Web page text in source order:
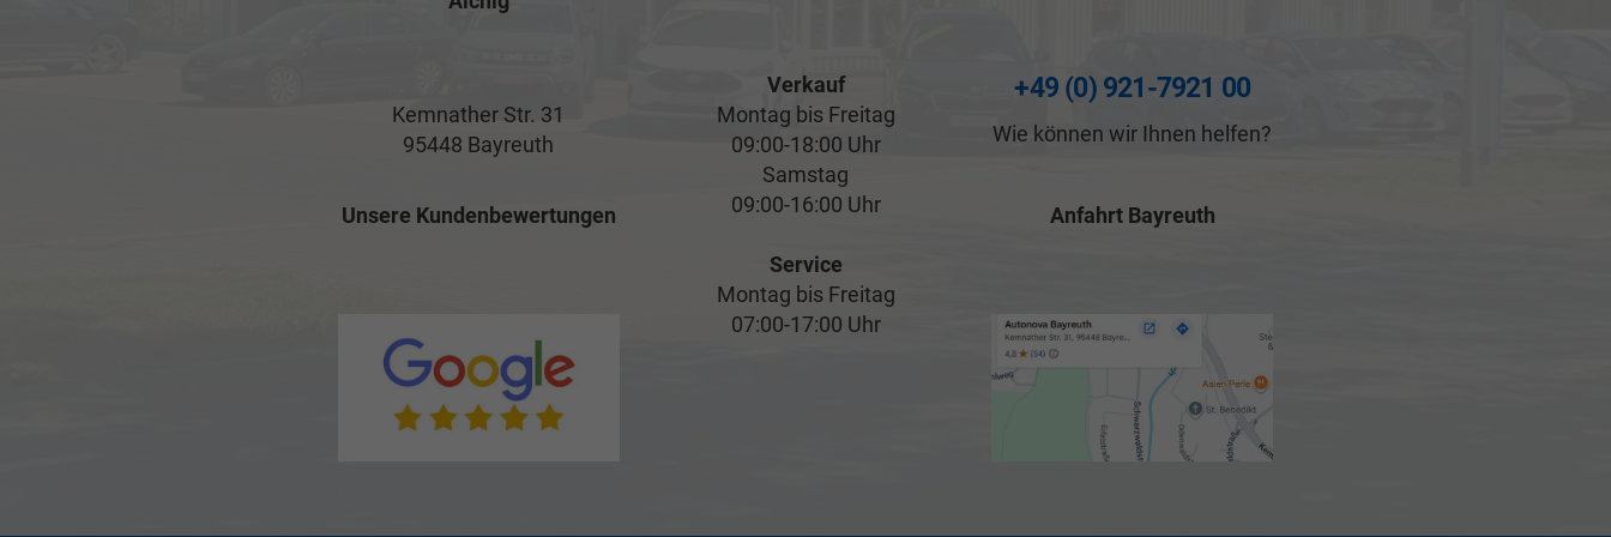
Kemnather Str. 31
95448 Bayreuth
Unsere Kundenbewertungen
Verkauf
Montag bis Freitag
09:00-18:00 Uhr
Samstag
09:00-16:00 Uhr
Service
Montag bis Freitag
07:00-17:00 Uhr
+49 (0) 921-7921 00
Wie können wir Ihnen helfen?
Anfahrt Bayreuth